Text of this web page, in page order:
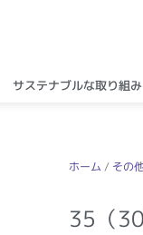
サステナブルな取り組み
ホーム / その
35（